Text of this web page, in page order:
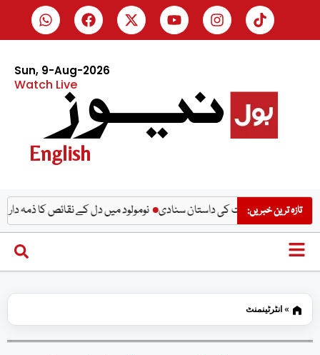
Sun, 9-Aug-2026
Watch Live
English
تازہ ترین خبریں:
ترین وقت کی داستان سنادی نومولود میں دل کے نقائص کا ذمہ دار پروٹین
» انٹرٹینمنٹ